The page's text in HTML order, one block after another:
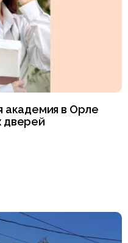
академия в Орле
дверей